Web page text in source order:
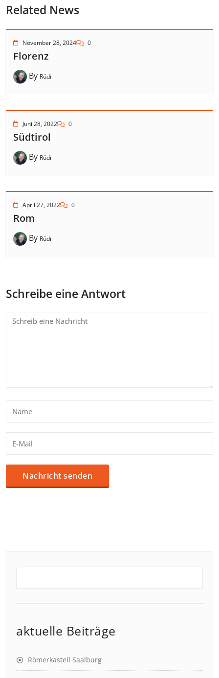
Related News
November 28, 2024 0
Florenz
By Rüdi
Juni 28, 2022 0
Südtirol
By Rüdi
April 27, 2022 0
Rom
By Rüdi
Schreibe eine Antwort
aktuelle Beiträge
Römerkastell Saalburg